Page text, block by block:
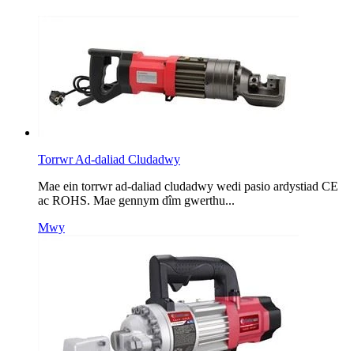
Torrwr Ad-daliad Cludadwy
Mae ein torrwr ad-daliad cludadwy wedi pasio ardystiad CE
ac ROHS. Mae gennym dîm gwerthu...
Mwy